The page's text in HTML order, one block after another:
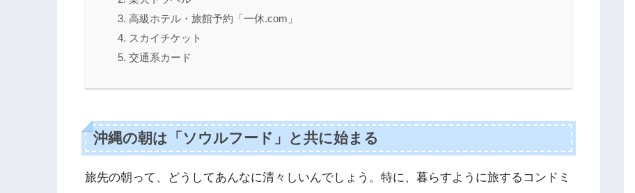
高級ホテル・旅館予約「一休.com」
スカイチケット
交通系カード
沖縄の朝は「ソウルフード」と共に始まる
旅先の朝って、どうしてあんなに清々しいんでしょう。特に、暮らすように旅するコンドミ